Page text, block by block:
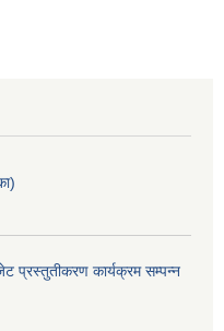
कार्यक्रम सम्पन्न